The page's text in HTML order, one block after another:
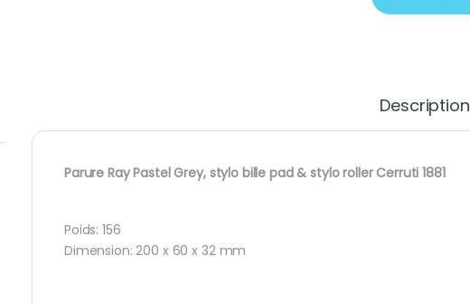
Description
Parure Ray Pastel Grey, stylo bille pad & stylo roller Cerruti 1881
Poids: 156
Dimension: 200 x 60 x 32 mm